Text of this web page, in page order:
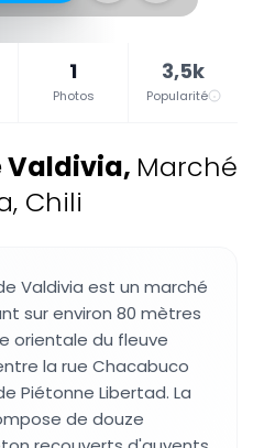
1
Photos
3,5k
Popularité
Valdivia, Marché
Chili
Valdivia est un marché
sur environ 80 mètres
orientale du fleuve
la rue Chacabuco
Piétonne Libertad. La
de douze